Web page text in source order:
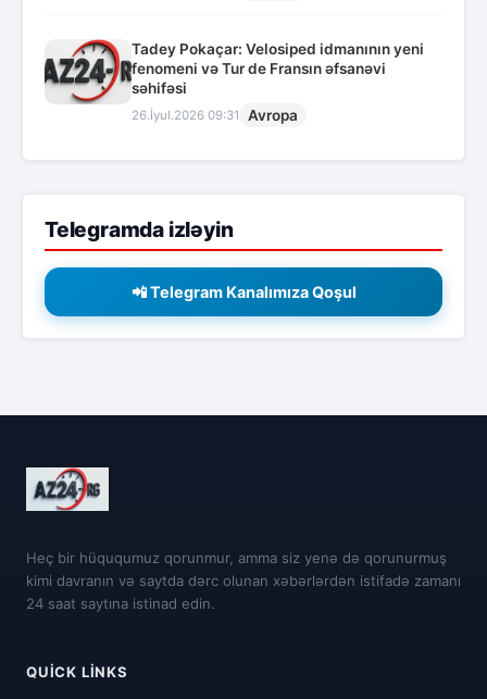
Tadey Pokaçar: Velosiped idmanının yeni
fenomeni və Tur de Fransın əfsanəvi
səhifəsi
26.İyul.2026 09:31 Avropa
Telegramda izləyin
📲 Telegram Kanalımıza Qoşul
Heç bir hüququmuz qorunmur, amma siz yenə də qorunurmuş
kimi davranın və saytda dərc olunan xəbərlərdən istifadə zamanı
24 saat saytına istinad edin.
QUICK LINKS